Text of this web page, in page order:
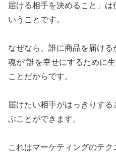
届ける相手を決めること」
いうことです。
なぜなら、誰に商品を届け
魂が“誰を幸せにするために
ことだからです。
届けたい相手がはっきりする
ぶことができます。
これはマーケティングのテ